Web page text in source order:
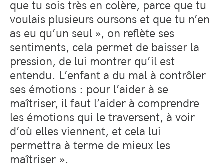
que tu sois très en colère, parce que tu
voulais plusieurs oursons et que tu n’en
as eu qu’un seul », on reflète ses
sentiments, cela permet de baisser la
pression, de lui montrer qu’il est
entendu. L’enfant a du mal à contrôler
ses émotions : pour l’aider à se
maîtriser, il faut l’aider à comprendre
les émotions qui le traversent, à voir
d’où elles viennent, et cela lui
permettra à terme de mieux les
maîtriser ».